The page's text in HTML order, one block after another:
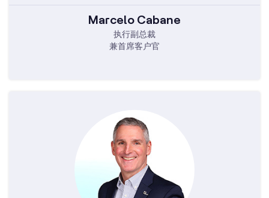
Marcelo Cabane
执行副总裁
兼首席客户官